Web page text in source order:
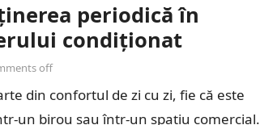
periodică în
condiționat
off
din confortul de zi cu zi, fie că este
un birou sau într-un spațiu comercial.